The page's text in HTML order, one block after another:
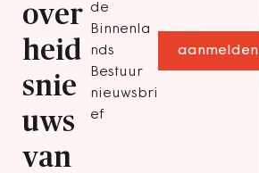
over
heid
snie
uws
van
de
Binnenla
nds
Bestuur
nieuwsbri
ef
aanmelden